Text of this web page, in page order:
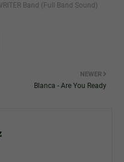
Band (Full Band Sound)
NEWER
Blanca - Are You Ready